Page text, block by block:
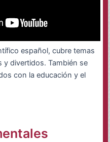
español, cubre temas
y divertidos. También se
con la educación y el